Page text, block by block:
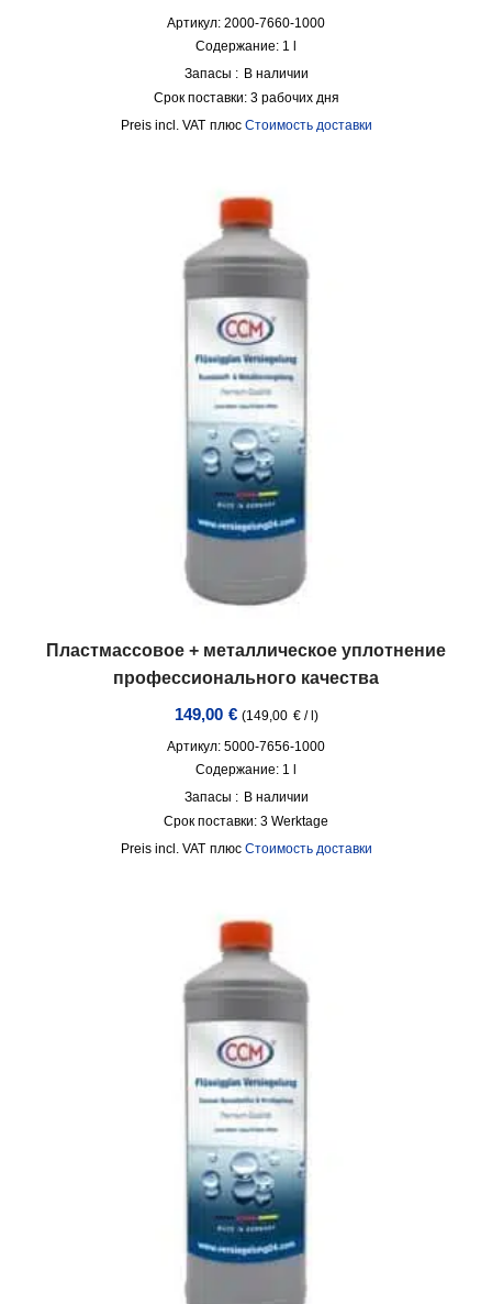
Артикул: 2000-7660-1000
Содержание: 1 l
Запасы : В наличии
Срок поставки: 3 рабочих дня
incl. VAT плюс Стоимость доставки
Пластмассовое + металлическое уплотнение
профессионального качества
149,00 € (149,00 €/l)
Артикул: 5000-7656-1000
Содержание: 1
Запасы : В наличии
Срок поставки: 3 Werktage
incl. VAT плюс Стоимость доставки